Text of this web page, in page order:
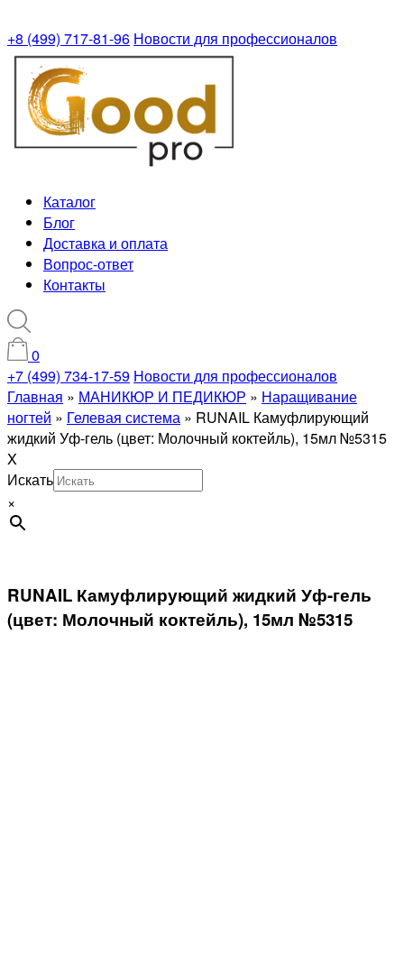
+8 (499) 717-81-96 Новости для профессионалов
Каталог
Блог
Доставка и оплата
Вопрос-ответ
Контакты
0
+7 (499) 734-17-59 Новости для профессионалов
Главная » МАНИКЮР И ПЕДИКЮР » Наращивание
ногтей » Гелевая система » RUNAIL Камуфлирующий
жидкий Уф-гель (цвет: Молочный коктейль), 15мл №5315
X
Искать
×
RUNAIL Камуфлирующий жидкий Уф-гель
(цвет: Молочный коктейль), 15мл №5315